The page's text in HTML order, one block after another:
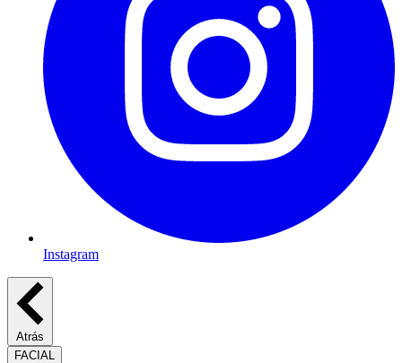
Instagram
Atrás
FACIAL